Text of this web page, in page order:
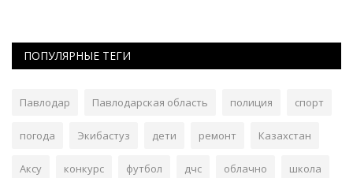
ПОПУЛЯРНЫЕ ТЕГИ
Павлодар Павлодарская область полиция спорт
погода Экибастуз дети ремонт Казахстан
Аксу конкурс футбол дчс облачно школа